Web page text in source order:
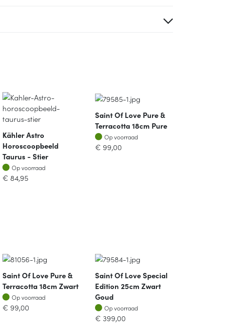
Kähler Astro
Horoscoopbeeld
Taurus - Stier
Op voorraad
Op voorraad
€ 84,95
Saint Of Love Pure &
Terracotta 18cm Pure
Op voorraad
Op voorraad
€ 99,00
Saint Of Love Pure &
Terracotta 18cm Zwart
Op voorraad
Op voorraad
€ 99,00
Saint Of Love Special
Edition 25cm Zwart
Goud
Op voorraad
Op voorraad
€ 399,00